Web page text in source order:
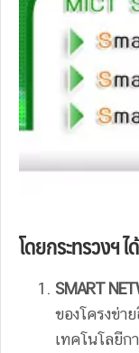
โดยกระทรวงฯ
SMART
ของโครงข่า
เทคโนโลยีก